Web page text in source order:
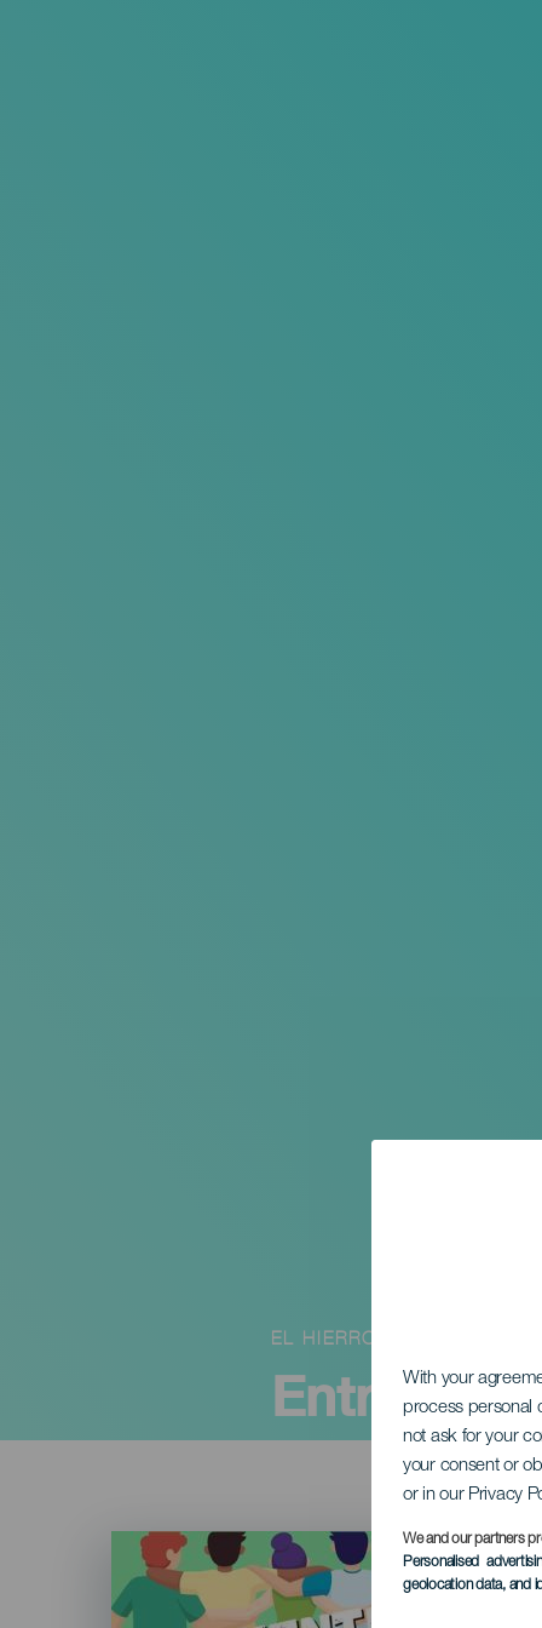
With your
process personal
not ask for your
your consent or
or in our Privacy
We and our partners
Personalised
geolocation data, and
EL HIERRO
Imagen
Listado